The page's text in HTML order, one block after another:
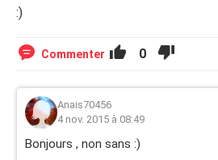
:)
Commenter 0
Anais70456
4 nov. 2015 à 08:49
Bonjours , non sans :)